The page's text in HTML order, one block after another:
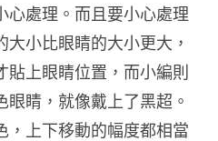
心處理。而且要小心處理
小比眼睛的大小更大，
貼上眼睛位置，而小編則
睛，就像戴上了黑超。
，上下移動的幅度都相當